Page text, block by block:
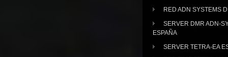
RED ADN SYSTEMS
SERVER DMR ADN-
ESPAÑA
SERVER TETRA-EA